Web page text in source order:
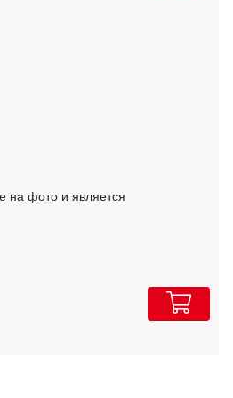
на фото и является